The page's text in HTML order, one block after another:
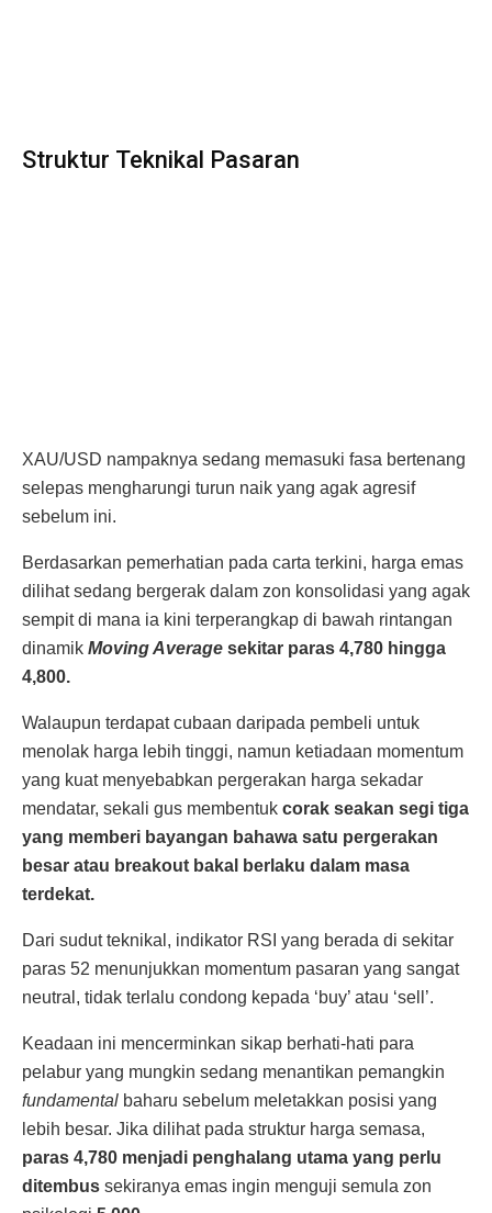
Struktur Teknikal Pasaran
XAU/USD nampaknya sedang memasuki fasa bertenang
selepas mengharungi turun naik yang agak agresif
sebelum ini.
Berdasarkan pemerhatian pada carta terkini, harga emas
dilihat sedang bergerak dalam zon konsolidasi yang agak
sempit di mana ia kini terperangkap di bawah rintangan
dinamik Moving Average sekitar paras 4,780 hingga
4,800.
Walaupun terdapat cubaan daripada pembeli untuk
menolak harga lebih tinggi, namun ketiadaan momentum
yang kuat menyebabkan pergerakan harga sekadar
mendatar, sekali gus membentuk corak seakan segi tiga
yang memberi bayangan bahawa satu pergerakan
besar atau breakout bakal berlaku dalam masa
terdekat.
Dari sudut teknikal, indikator RSI yang berada di sekitar
paras 52 menunjukkan momentum pasaran yang sangat
neutral, tidak terlalu condong kepada ‘buy’ atau ‘sell’.
Keadaan ini mencerminkan sikap berhati-hati para
pelabur yang mungkin sedang menantikan pemangkin
fundamental baharu sebelum meletakkan posisi yang
lebih besar. Jika dilihat pada struktur harga semasa,
paras 4,780 menjadi penghalang utama yang perlu
ditembus sekiranya emas ingin menguji semula zon